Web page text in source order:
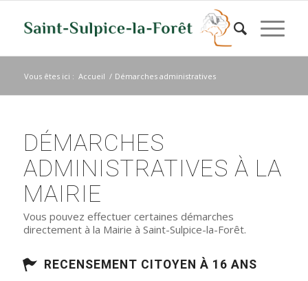
Vous êtes ici : Accueil / Démarches administratives
DÉMARCHES
ADMINISTRATIVES À LA
MAIRIE
Vous pouvez effectuer certaines démarches
directement à la Mairie à Saint-Sulpice-la-Forêt.
RECENSEMENT CITOYEN À 16 ANS